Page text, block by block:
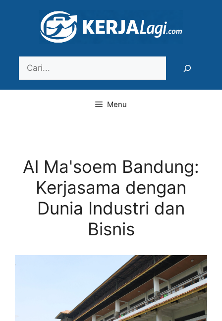
Menu
Al Ma'soem Bandung:
Kerjasama dengan
Dunia Industri dan
Bisnis